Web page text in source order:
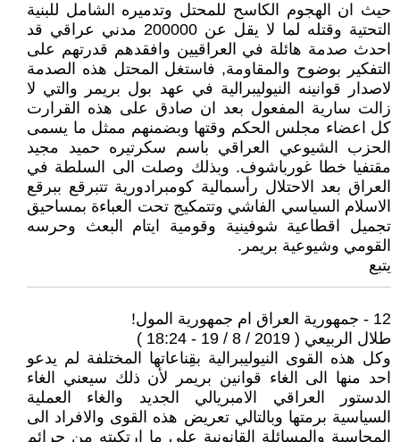
حيث ان الهجوم الكاسح للمحتل وتدميره الشامل للبنية
التحتية وقتله لما لا يقل عن 200000 مدني عراقي قد
احدث صدمة هائلة في العراقيين وافقدهم قدرتهم على
التفكير بوضوح والمقاومة, فاستغل المحتل هذه الصدمة
لاصدار قوانينه النيوليبرالية في عهد بول بريمر والتي لا
زالت سارية المفعول بعد ان صادق على هذه القرارت
كل اعضاء مجلس الحكم وقتها وبضمنهم ممثل ما يسمى
الحزب الشيوعي العراقي باسم سكرتيره حميد مجيد
مقتفيا خطا غورباشوف. وبذلك وصلت الى السلطة في
العراق بعد الاحتلال رأسمالية كومبرادورية تتبرقع ببرقع
الاسلام السياسي الفاشي وتتمكيج تحت العباءة بمساحيق
تجميل اقطاعية شوفينية وقومية ايتام البعث وحرسه
القومي وشيوعية بريمر.
يتبع
12 - جمهورية العراق ام جمهورية المول!
طلال الربيعي ( 2019 / 8 / 19 - 18:24 )
وكل هذه القوى النيوليبرالية بقِناعاتها المختلفة لم يدعو
احد منها الى الغاء قوانين بريمر لأن ذلك سيعني الغاء
الدستور العراقي الامبريالي الجديد والغاء العملية
السياسية برمتها وبالتالي تعريض هذه القوى والافراد الى
المحاسبة والمسائلة القانونية على ما ارتكبته من جرائم